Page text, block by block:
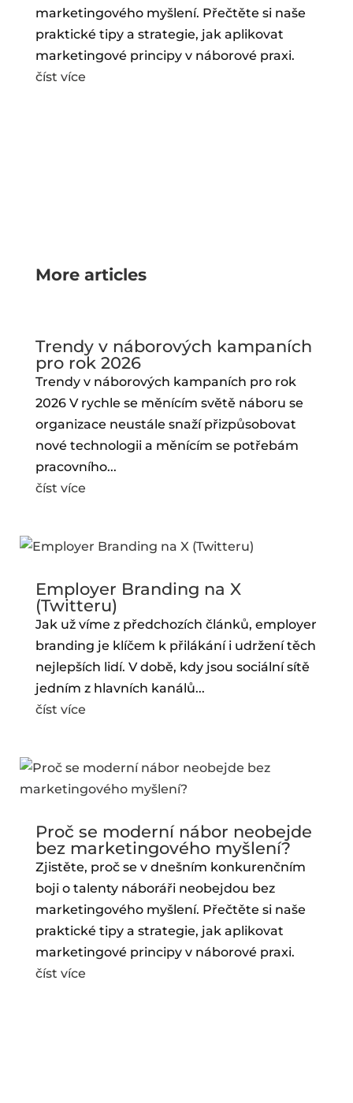
marketingového myšlení. Přečtěte si naše
praktické tipy a strategie, jak aplikovat
marketingové principy v náborové praxi.
číst více
More articles
Trendy v náborových kampaních
pro rok 2026
Trendy v náborových kampaních pro rok
2026 V rychle se měnícím světě náboru se
organizace neustále snaží přizpůsobovat
nové technologii a měnícím se potřebám
pracovního...
číst více
Employer Branding na X
(Twitteru)
Jak už víme z předchozích článků, employer
branding je klíčem k přilákání i udržení těch
nejlepších lidí. V době, kdy jsou sociální sítě
jedním z hlavních kanálů...
číst více
Proč se moderní nábor neobejde
bez marketingového myšlení?
Zjistěte, proč se v dnešním konkurenčním
boji o talenty náboráři neobejdou bez
marketingového myšlení. Přečtěte si naše
praktické tipy a strategie, jak aplikovat
marketingové principy v náborové praxi.
číst více